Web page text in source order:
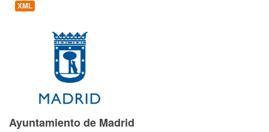
XML
Ayuntamiento de Madrid